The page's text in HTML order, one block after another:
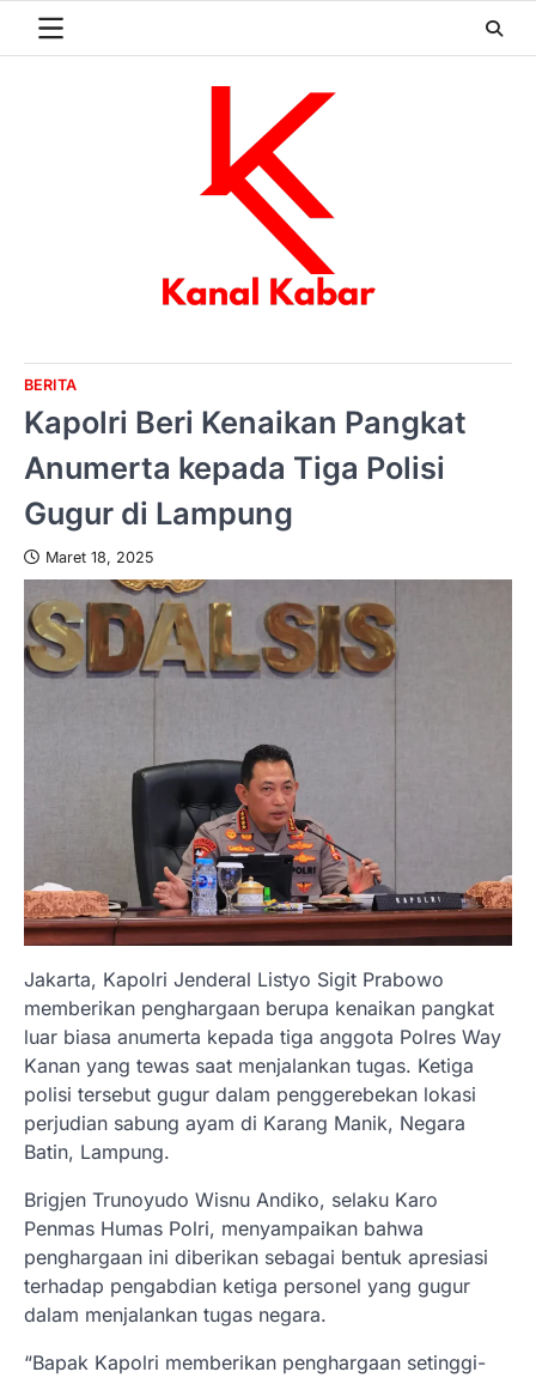
BERITA
Kapolri Beri Kenaikan Pangkat
Anumerta kepada Tiga Polisi
Gugur di Lampung
Maret 18, 2025
Jakarta, Kapolri Jenderal Listyo Sigit Prabowo
memberikan penghargaan berupa kenaikan pangkat
luar biasa anumerta kepada tiga anggota Polres Way
Kanan yang tewas saat menjalankan tugas. Ketiga
polisi tersebut gugur dalam penggerebekan lokasi
perjudian sabung ayam di Karang Manik, Negara
Batin, Lampung.
Brigjen Trunoyudo Wisnu Andiko, selaku Karo
Penmas Humas Polri, menyampaikan bahwa
penghargaan ini diberikan sebagai bentuk apresiasi
terhadap pengabdian ketiga personel yang gugur
dalam menjalankan tugas negara.
“Bapak Kapolri memberikan penghargaan setinggi-